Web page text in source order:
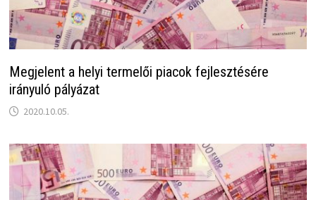
Megjelent a helyi termelői piacok fejlesztésére
irányuló pályázat
2020.10.05.